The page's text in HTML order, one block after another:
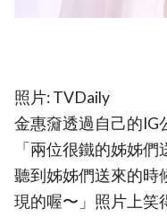
照片: TVDaily
金惠奫透過自己的IG
「兩位很鐵的姊姊
聽到姊姊們送來的時
現的喔〜」照片上笑